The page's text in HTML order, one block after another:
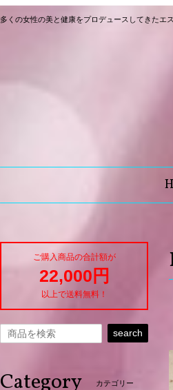
多くの女性の美と健康をプロデュースしてきたエ
ご購入商品の合計額が
22,000円
以上で送料無料！
search
Category カテゴリー